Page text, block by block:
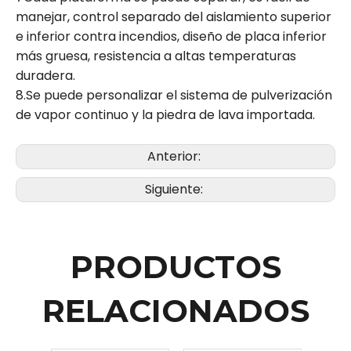
manejar, control separado del aislamiento superior
e inferior contra incendios, diseño de placa inferior
más gruesa, resistencia a altas temperaturas
duradera.
8.Se puede personalizar el sistema de pulverización
de vapor continuo y la piedra de lava importada.
Anterior:
Siguiente:
PRODUCTOS
RELACIONADOS